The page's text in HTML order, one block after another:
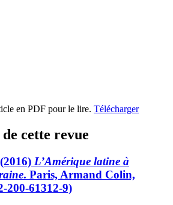
en PDF pour le lire. Télécharger
cette revue
L’Amérique latine à
. Paris, Armand Colin,
200-61312-9)